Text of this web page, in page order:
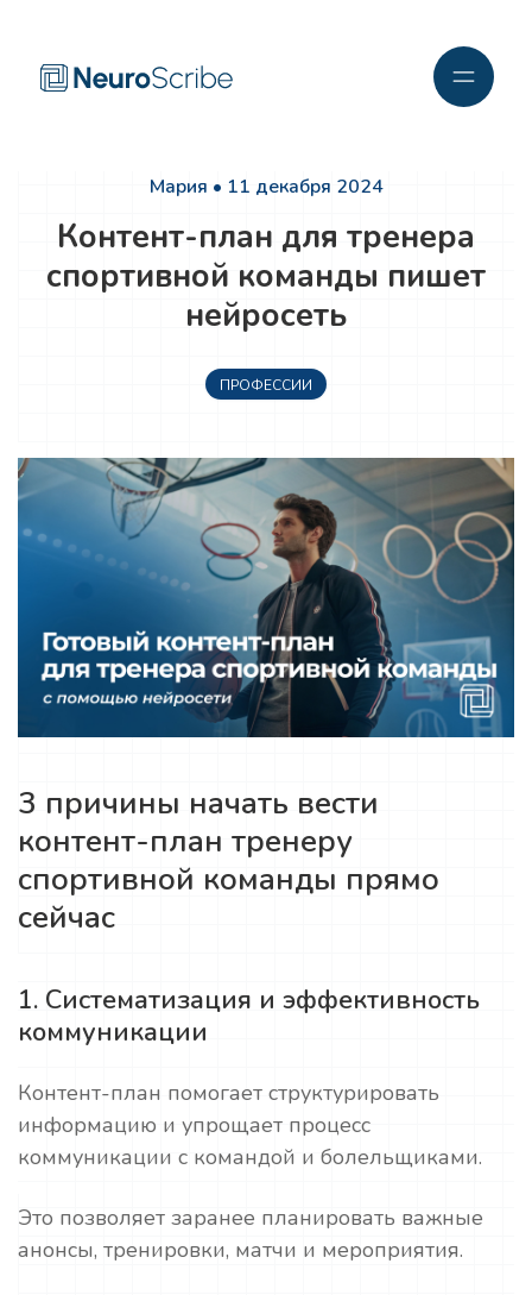
Мария • 11 декабря 2024
Контент-план для тренера
спортивной команды пишет
нейросеть
ПРОФЕССИИ
3 причины начать вести
контент-план тренеру
спортивной команды прямо
сейчас
1. Систематизация и эффективность
коммуникации
Контент-план помогает структурировать
информацию и упрощает процесс
коммуникации с командой и болельщиками.
Это позволяет заранее планировать важные
анонсы, тренировки, матчи и мероприятия.